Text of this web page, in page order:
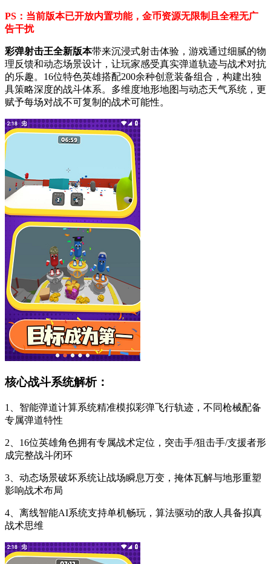
PS：当前版本已开放内置功能，金币资源无限制且全程无广
告干扰
彩弹射击王全新版本带来沉浸式射击体验，游戏通过细腻的物
理反馈和动态场景设计，让玩家感受真实弹道轨迹与战术对抗
的乐趣。16位特色英雄搭配200余种创意装备组合，构建出独
具策略深度的战斗体系。多维度地形地图与动态天气系统，更
赋予每场对战不可复制的战术可能性。
核心战斗系统解析：
1、智能弹道计算系统精准模拟彩弹飞行轨迹，不同枪械配备
专属弹道特性
2、16位英雄角色拥有专属战术定位，突击手/狙击手/支援者形
成完整战斗闭环
3、动态场景破坏系统让战场瞬息万变，掩体瓦解与地形重塑
影响战术布局
4、离线智能AI系统支持单机畅玩，算法驱动的敌人具备拟真
战术思维